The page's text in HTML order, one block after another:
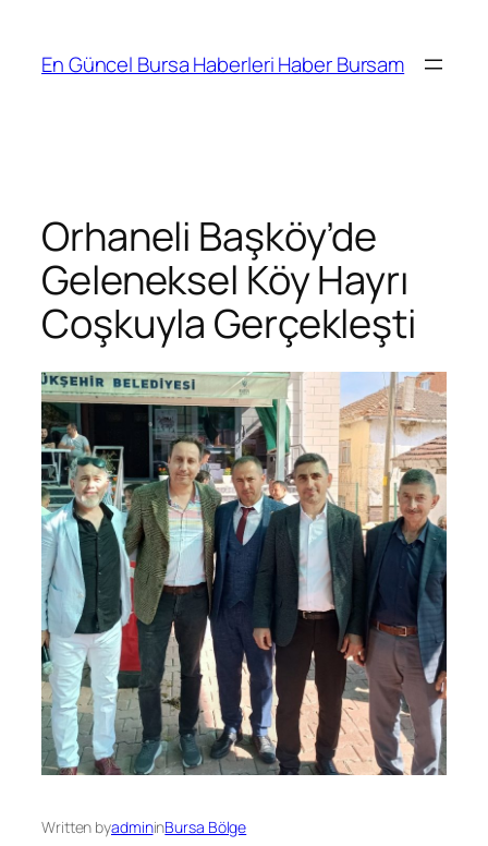
En Güncel Bursa Haberleri Haber Bursam
Orhaneli Başköy’de
Geleneksel Köy Hayrı
Coşkuyla Gerçekleşti
Written byadmininBursa Bölge